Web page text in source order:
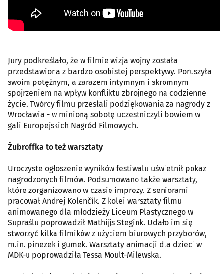
Jury podkreślało, że w filmie wizja wojny została
przedstawiona z bardzo osobistej perspektywy. Poruszyła
swoim potężnym, a zarazem intymnym i skromnym
spojrzeniem na wpływ konfliktu zbrojnego na codzienne
życie. Twórcy filmu przesłali podziękowania za nagrody z
Wrocławia - w minioną sobotę uczestniczyli bowiem w
gali Europejskich Nagród Filmowych.
Żubroffka to też warsztaty
Uroczyste ogłoszenie wyników festiwalu uświetnił pokaz
nagrodzonych filmów. Podsumowano także warsztaty,
które zorganizowano w czasie imprezy. Z seniorami
pracował Andrej Kolenčík. Z kolei warsztaty filmu
animowanego dla młodzieży Liceum Plastycznego w
Supraślu poprowadził Mathijjs Stegink. Udało im się
stworzyć kilka filmików z użyciem biurowych przyborów,
m.in. pinezek i gumek. Warsztaty animacji dla dzieci w
MDK-u poprowadziła Tessa Moult-Milewska.